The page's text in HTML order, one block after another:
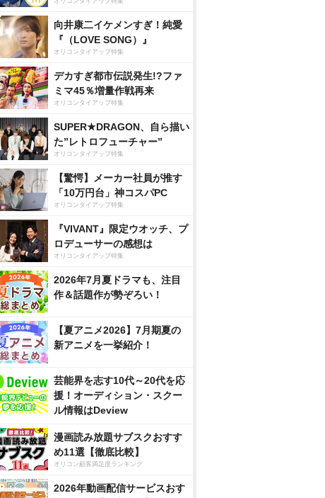
向井康二イケメンすぎ！純愛
『（LOVE SONG）』
オリコンタイアップ特集
デカすぎ都市伝説発生!?ファ
ミマ45％増量作戦再来
オリコンタイアップ特集
SUPER★DRAGON、自ら描い
た”レトロフューチャー”
オリコンタイアップ特集
【驚愕】メーカー社員が推す
「10万円台」神コスパPC
オリコンタイアップ特集
『VIVANT』限定ウオッチ、プ
ロデューサーの感想は
オリコンタイアップ特集
2026年7月夏ドラマも、注目
作＆話題作が勢ぞろい！
【夏アニメ2026】7月期夏の
新アニメを一挙紹介！
芸能界を志す10代～20代を応
援！オーディション・スクー
ル情報はDeview
漫画読み放題サブスクおすす
め11選【徹底比較】
オリコン顧客満足度ランキング
2026年動画配信サービスおす